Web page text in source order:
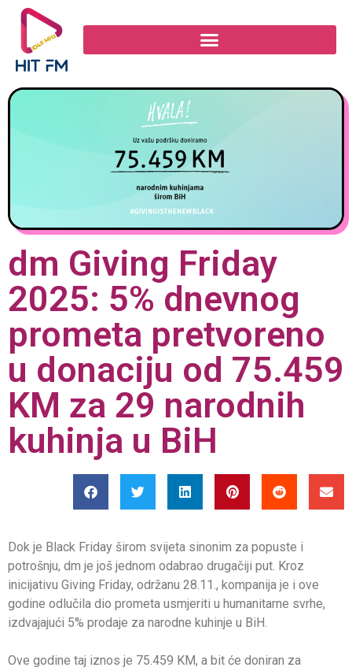
dm Giving Friday
2025: 5% dnevnog
prometa pretvoreno
u donaciju od 75.459
KM za 29 narodnih
kuhinja u BiH
Dok je Black Friday širom svijeta sinonim za popuste i
potrošnju, dm je još jednom odabrao drugačiji put. Kroz
inicijativu Giving Friday, održanu 28.11., kompanija je i ove
godine odlučila dio prometa usmjeriti u humanitarne svrhe,
izdvajajući 5% prodaje za narodne kuhinje u BiH.
Ove godine taj iznos je 75.459 KM, a bit će doniran za